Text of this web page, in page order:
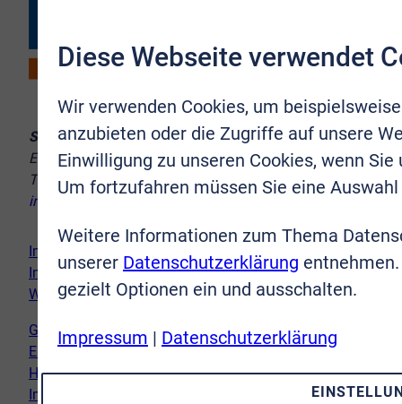
Sie erreichen uns:
Europaplatz 10–12, 53721 Siegburg
Telefon:
02241 9998-8
info@vr-immobilien-brs.de
Immobilie verkaufen
Immobilie kaufen
Wir vor Ort
Genderhinweis
Erklärung zur Barrierefreiheit
Hinweispflicht Newsletter
Impressum
Diese Webseite verwendet
Wir verwenden Cookies, um
anzubieten oder die Zugriffe auf unsere
Einwilligung zu unseren Cookies, wenn
Um fortzufahren müssen Sie eine
Weitere Informationen zum Thema
unserer Datenschutzerklärung
gezielt Optionen ein und ausschalten.
Impressum | Datenschutzerklärung